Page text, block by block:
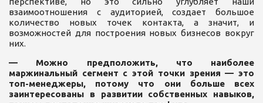
взаимоотношения с аудиторией, создает большое
количество новых точек контакта, а значит, и
возможностей для построения новых бизнесов вокруг
них.
— Можно предположить, что наиболее
маржинальный сегмент с этой точки зрения — это
топ-менеджеры, потому что они больше всех
заинтересованы в развитии собственных навыков,